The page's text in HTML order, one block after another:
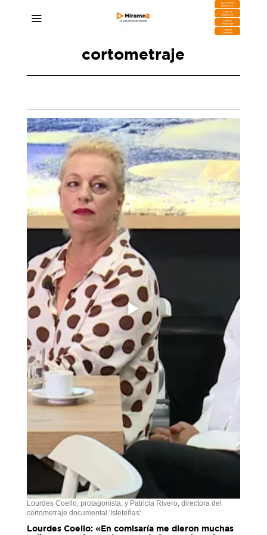
DESCARGA
MIRAPLAY
Buzón de
Sugerencias
Contratar
Publicidad
Contacto
Comercial
cortometraje
Lourdes Coello, protagonista, y Patricia Rivero, directora del
cortometraje documental 'Isleteñas'.
Lourdes Coello: «En comisaría me dieron muchas